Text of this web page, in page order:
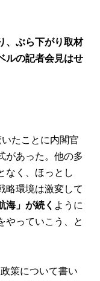
、ぶら下がり取材
ルの記者会見はせ
いたことに内閣官
があった。他の多
なく、ほっとし
略環境は激変して
海」が続く ように
やっていこう、と
策について書い